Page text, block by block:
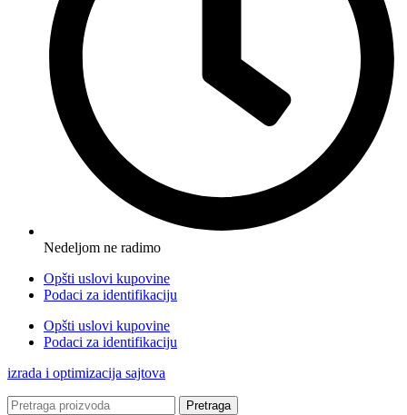
Nedeljom ne radimo
Opšti uslovi kupovine
Podaci za identifikaciju
Opšti uslovi kupovine
Podaci za identifikaciju
izrada i optimizacija sajtova
Pretraga